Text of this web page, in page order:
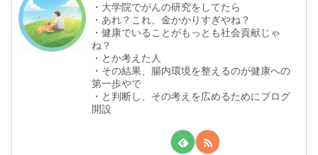
・大学院でがんの研究をしてたら
・あれ？これ、金かかりすぎやね？
・健康でいることがもっとも社会貢献じゃ
ね？
・とか考えた人
・その結果、腸内環境を整えるのが健康への
第一歩やで
・と判断し、その考えを広めるためにブログ
開設